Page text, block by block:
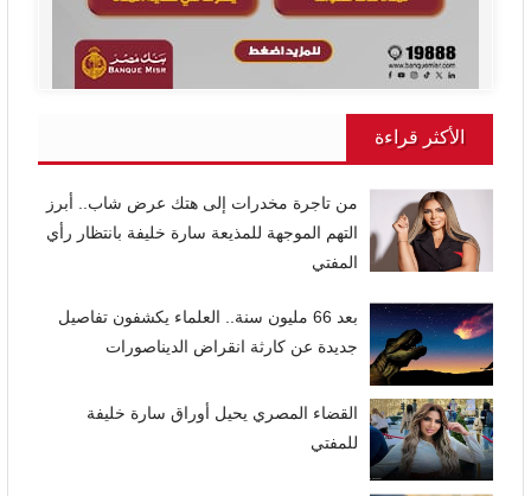
الأكثر قراءة
من تاجرة مخدرات إلى هتك عرض شاب.. أبرز
التهم الموجهة للمذيعة سارة خليفة بانتظار رأي
المفتي
بعد 66 مليون سنة.. العلماء يكشفون تفاصيل
جديدة عن كارثة انقراض الديناصورات
القضاء المصري يحيل أوراق سارة خليفة
للمفتي